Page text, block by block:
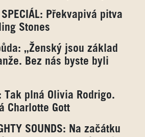
SPECIÁL: Překvapivá pitva
Stones
„Ženský jsou základ
Bez nás byste byli
Tak plná Olivia Rodrigo.
Charlotte Gott
SOUNDS: Na začátku